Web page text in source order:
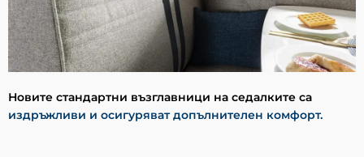
Новите стандартни възглавници на седалките са
издръжливи и осигуряват допълнителен комфорт.